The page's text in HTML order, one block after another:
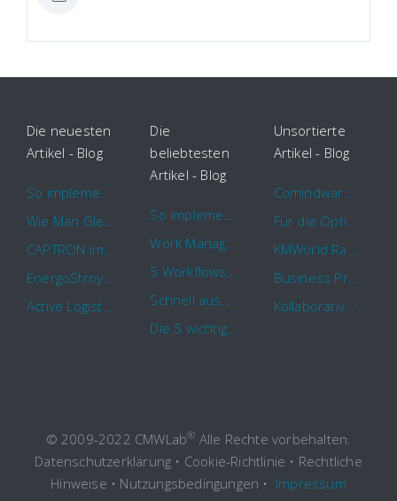
Die neuesten
Artikel - Blog
Die
beliebtesten
Artikel - Blog
Die 5 wichtigsten Vorteile eines guten Geschäftsprozessmanagement (GPM)
Unsortierte
Artikel - Blog
Business Process Management mit MS Outlook
© 2009-2022 CMWLab® Alle Rechte vorbehalten.
Datenschutzerklärung • Cookie-Richtlinie • Rechtliche
Hinweise • Nutzungsbedingungen • Impressum